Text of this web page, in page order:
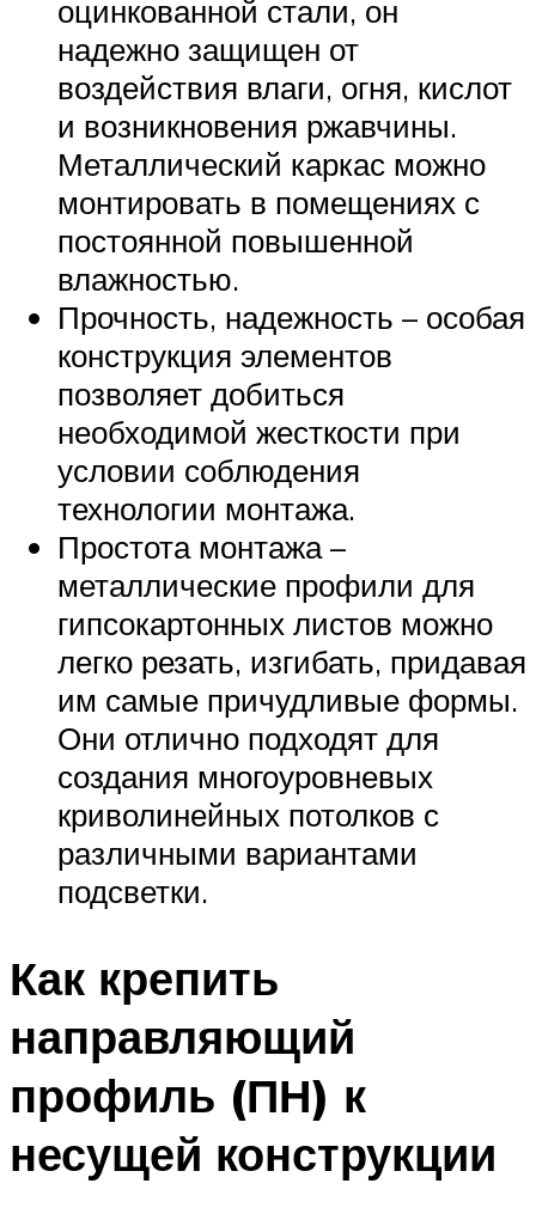
оцинкованной стали, он
надежно защищен от
воздействия влаги, огня, кислот
и возникновения ржавчины.
Металлический каркас можно
монтировать в помещениях с
постоянной повышенной
влажностью.
Прочность, надежность – особая
конструкция элементов
позволяет добиться
необходимой жесткости при
условии соблюдения
технологии монтажа.
Простота монтажа –
металлические профили для
гипсокартонных листов можно
легко резать, изгибать, придавая
им самые причудливые формы.
Они отлично подходят для
создания многоуровневых
криволинейных потолков с
различными вариантами
подсветки.
Как крепить
направляющий
профиль (ПН) к
несущей конструкции